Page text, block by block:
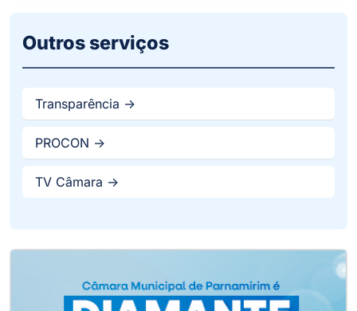
Outros serviços
Transparência ->
PROCON ->
TV Câmara ->